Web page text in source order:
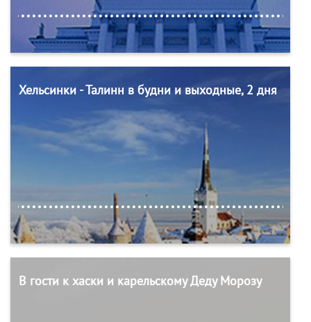
Хельсинки - Талинн в будни и выходные, 2 дня
В гости к хаски и карельскому Деду Морозу